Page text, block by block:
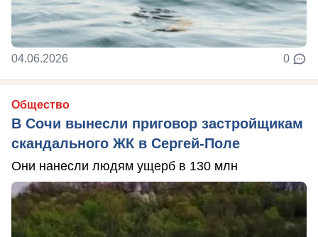
04.06.2026 0
Общество
В Сочи вынесли приговор застройщикам
скандального ЖК в Сергей-Поле
Они нанесли людям ущерб в 130 млн